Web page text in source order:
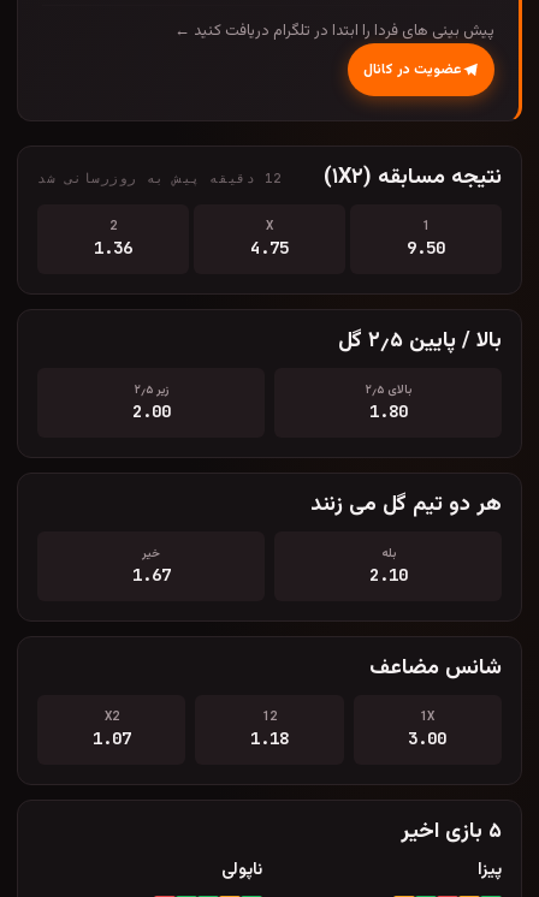
پیش بینی های فردا را ابتدا در تلگرام دریافت کنید ←
عضویت در کانال
نتیجه مسابقه (۱X۲) 12 دقیقه پیش به روزرسانی شد
1
9.50
X
4.75
2
1.36
بالا / پایین ۲٫۵ گل
بالای ۲٫۵
1.80
زیر ۲٫۵
2.00
هر دو تیم گل می زنند
بله
2.10
خیر
1.67
شانس مضاعف
1X
3.00
12
1.18
X2
1.07
۵ بازی اخیر
پیزا ناپولی